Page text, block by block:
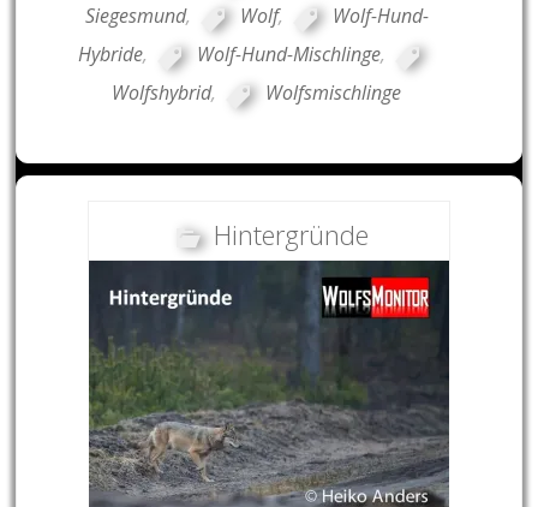
Siegesmund, Wolf,
Wolf-Hund-
Hybride, Wolf-Hund-Mischlinge,
Wolfshybrid, Wolfsmischlinge
Hintergründe